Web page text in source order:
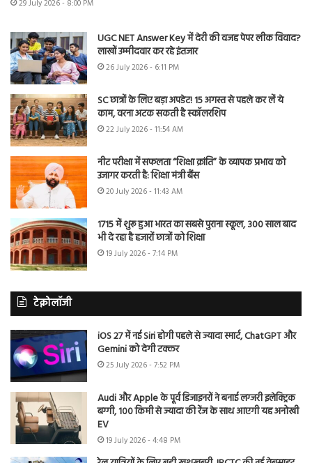
29 July 2026 - 8:00 PM
UGC NET Answer Key में देरी की वजह पेपर लीक विवाद?
लाखों उम्मीदवार कर रहे इंतजार
26 July 2026 - 6:11 PM
SC छात्रों के लिए बड़ा अपडेट! 15 अगस्त से पहले कर लें ये
काम, वरना अटक सकती है स्कॉलरशिप
22 July 2026 - 11:54 AM
नीट परीक्षा में सफलता “शिक्षा क्रांति” के व्यापक प्रभाव को
उजागर करती है: शिक्षा मंत्री बैंस
20 July 2026 - 11:43 AM
1715 में शुरू हुआ भारत का सबसे पुराना स्कूल, 300 साल बाद
भी दे रहा है हजारों छात्रों को शिक्षा
19 July 2026 - 7:14 PM
टेक्नोलॉजी
iOS 27 में नई Siri होगी पहले से ज्यादा स्मार्ट, ChatGPT और
Gemini को देगी टक्कर
25 July 2026 - 7:52 PM
Audi और Apple के पूर्व डिजाइनरों ने बनाई लग्जरी इलेक्ट्रिक
बग्गी, 100 किमी से ज्यादा की रेंज के साथ आएगी यह अनोखी
EV
19 July 2026 - 4:48 PM